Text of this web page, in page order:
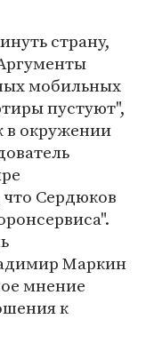
страну,
мобильных
пустуют",
в окружении
Сердюков
Маркин
мнение
к